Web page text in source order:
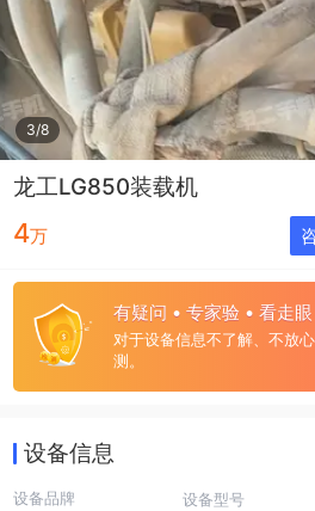
3/8
龙工LG850装载机
4万
有疑问 • 专家验 • 看走
对于设备信息不了解、不放
测。
您
同
意
《隐
私
政
策》
设备信息
设备品牌 设备型号
铁甲龙总部 4000099032 认证经